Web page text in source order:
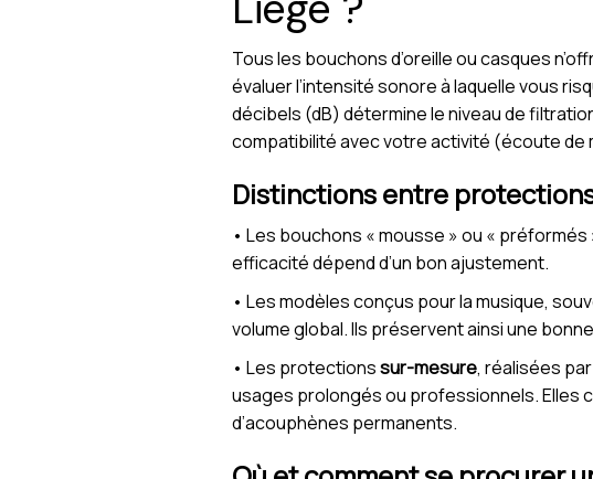
Tous les bouchons d’oreille ou casques
évaluer l’intensité sonore à laquelle vous
décibels (dB) détermine le niveau de
compatibilité avec votre activité (écoute de
Distinctions entre
• Les bouchons « mousse » ou «
efficacité dépend d’un bon ajustement.
• Les modèles conçus pour la musique,
volume global. Ils préservent ainsi une
• Les protectionssur-mesure, réalisées
usages prolongés ou professionnels. Elles
d’acouphènes permanents.